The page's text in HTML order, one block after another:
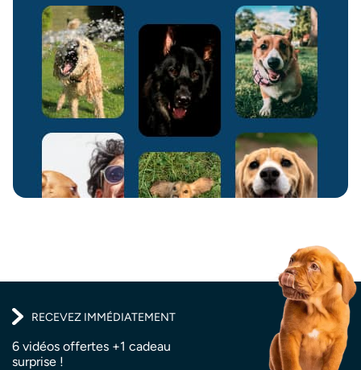
RECEVEZ IMMÉDIATEMENT
6 vidéos offertes +1 cadeau
surprise !